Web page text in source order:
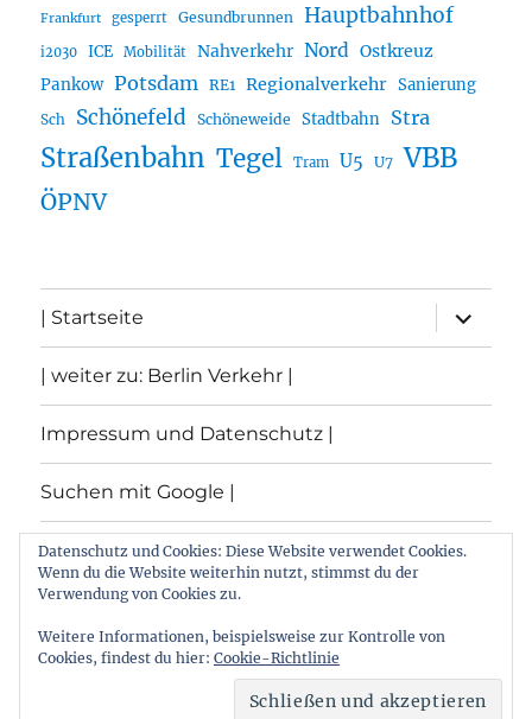
Frankfurt gesperrt Gesundbrunnen Hauptbahnhof
i2030 ICE Mobilität Nahverkehr Nord Ostkreuz
Pankow Potsdam RE1 Regionalverkehr Sanierung
Sch Schönefeld Schöneweide Stadtbahn Stra
Straßenbahn Tegel Tram U5 U7 VBB
ÖPNV
| Startseite
öffnen
| weiter zu: Berlin Verkehr |
Impressum und Datenschutz |
Suchen mit Google |
Themen
Archiv von: Berlin:Verkehr
Stolz präsentiert von
Datenschutz und Cookies: Diese Website verwendet Cookies.
Wenn du die Website weiterhin nutzt, stimmst du der
Verwendung von Cookies zu.
Weitere Informationen, beispielsweise zur Kontrolle von
Cookies, findest du hier: Cookie-Richtlinie